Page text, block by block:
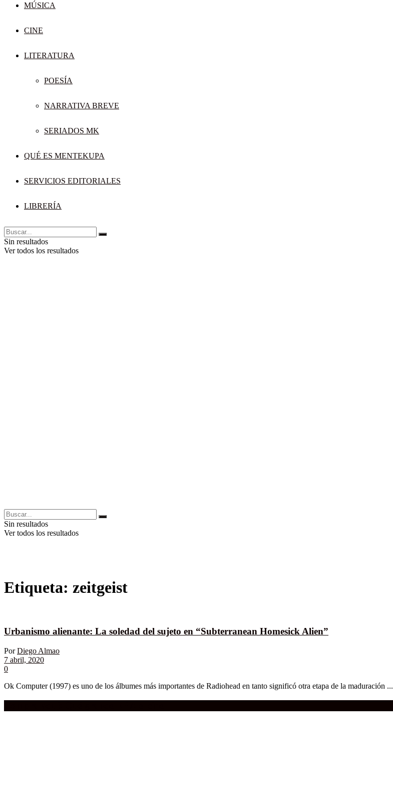
MÚSICA
CINE
LITERATURA
POESÍA
NARRATIVA BREVE
SERIADOS MK
QUÉ ES MENTEKUPA
SERVICIOS EDITORIALES
LIBRERÍA
Sin resultados
Ver todos los resultados
Sin resultados
Ver todos los resultados
Etiqueta: zeitgeist
Urbanismo alienante: La soledad del sujeto en “Subterranean Homesick Alien”
Por Diego Almao
7 abril, 2020
0
Ok Computer (1997) es uno de los álbumes más importantes de Radiohead en tanto significó otra etapa de la maduración ...